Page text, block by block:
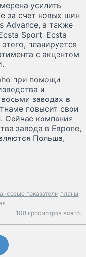
усилить
за счет новых шин
Advance, а также
Sport, Ecsta
планируется
с акцентом
при помощи
и
заводах в
повысит свои
компания
завода в Европе,
Польша,
показатели планы
108 просмотров всего.